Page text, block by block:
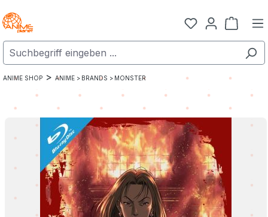
Zum Hauptinhalt springen
ANIME SHOP > ANIME > BRANDS > MONSTER